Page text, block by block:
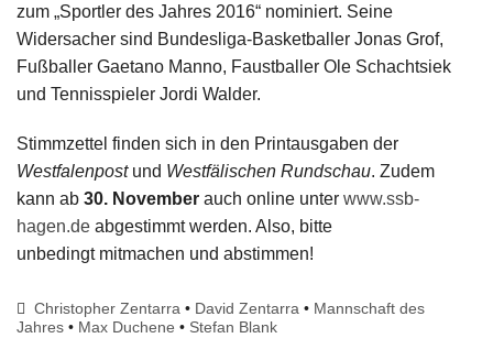
zum „Sportler des Jahres 2016“ nominiert. Seine
Widersacher sind Bundesliga-Basketballer Jonas Grof,
Fußballer Gaetano Manno, Faustballer Ole Schachtsiek
und Tennisspieler Jordi Walder.
Stimmzettel finden sich in den Printausgaben der
Westfalenpostund Westfälischen Rundschau. Zudem
kann ab 30. November auch online unter www.ssb-
hagen.de abgestimmt werden. Also, bitte
unbedingt mitmachen und abstimmen!
Christopher Zentarra • David Zentarra • Mannschaft des
Jahres • Max Duchene • Stefan Blank